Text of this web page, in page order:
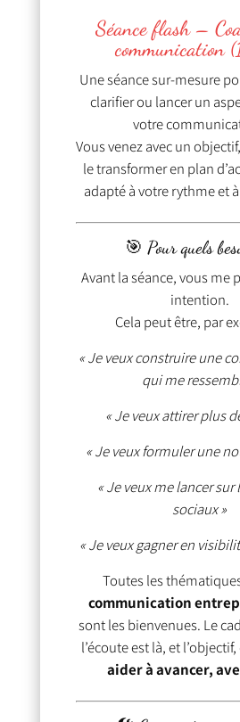
Séance flash –
communication
Une séance sur-mesure
clarifier ou lancer un
votre
Vous venez avec un
le transformer en plan
adapté à votre rythme et
🎯 Pour quels
Avant la séance, vous me
intention.
Cela peut être, par
« Je veux construire une
qui me
« Je veux attirer plus
« Je veux formuler une
« Je veux me lancer sur
sociaux »
« Je veux gagner en
Toutes les
communication
sont les bienvenues. Le
l’écoute est là, et
aider à avancer,